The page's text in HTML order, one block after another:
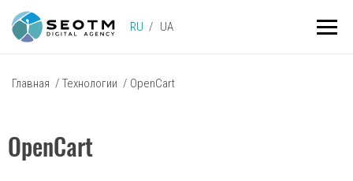
RU UA
Главная / Технологии / OpenCart
OpenCart